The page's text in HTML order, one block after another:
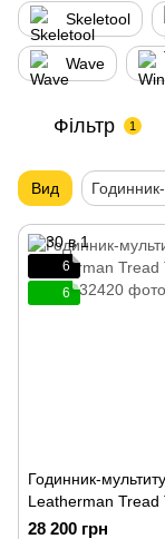
Skeletool
Wave
Фільтр 1
Вид
6
6
Годинник-
Leatherman Tread
Black 832420
28 200 грн